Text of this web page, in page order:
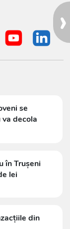
›
se
decola
în Trușeni
lei
din